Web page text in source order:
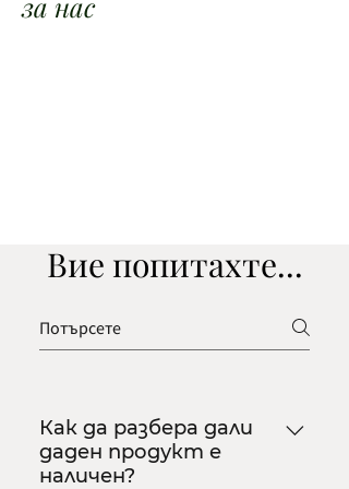
условия и Политика за
Вие попитахте...
Как да разбера дали
даден продукт е
наличен?